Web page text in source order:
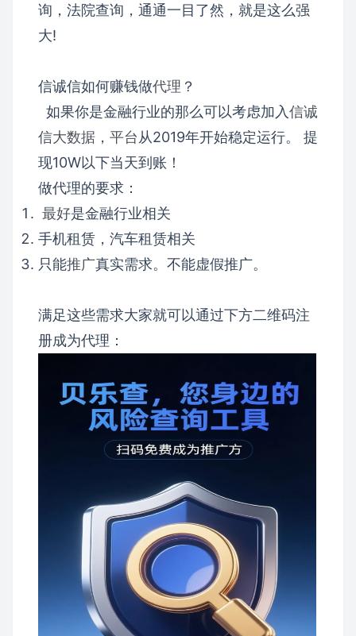
询，法院查询，通通一目了然，就是这么强
大!
信诚信如何赚钱做代理 ？
如果你是金融行业的那么可以考虑加入信诚
信大数据 ， 平台从2019年开始稳定运行。 提
现10W以下当天到账！
做代理的要求：
最好是金融行业相关
手机租赁，汽车租赁相关
只能推广真实需求。不能虚假推广。
满足这些需求大家就可以通过下方二维码注
册成为代理：